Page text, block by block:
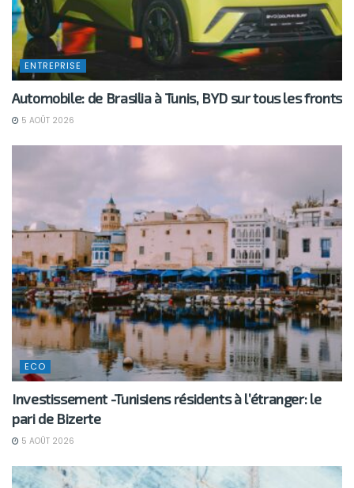
ENTREPRISE
Automobile: de Brasilia à Tunis, BYD sur tous les fronts
5 AOÛT 2026
ECO
Investissement -Tunisiens résidents à l’étranger: le
pari de Bizerte
5 AOÛT 2026